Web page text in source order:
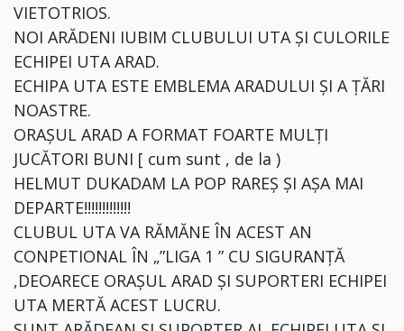
VIETOTRIOS.
NOI ARĂDENI IUBIM CLUBULUI UTA ȘI CULORILE
ECHIPEI UTA ARAD.
ECHIPA UTA ESTE EMBLEMA ARADULUI ȘI A ȚĂRI
NOASTRE.
ORAȘUL ARAD A FORMAT FOARTE MULȚI
JUCĂTORI BUNI [ cum sunt , de la )
HELMUT DUKADAM LA POP RAREȘ ȘI AȘA MAI
DEPARTE!!!!!!!!!!!!!
CLUBUL UTA VA RĂMĂNE ÎN ACEST AN
CONPETIONAL ÎN „”LIGA 1 ” CU SIGURANȚĂ
,DEOARECE ORAȘUL ARAD ȘI SUPORTERI ECHIPEI
UTA MERTĂ ACEST LUCRU.